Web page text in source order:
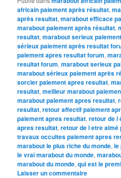
africain paiement après résultat,
après resultat,marabout efficace
marabout paiement après résultat,
resultat,marabout serieux
sérieux paiement après resultat
paiement apres resultat forum,
resultat forum,marabout serieux
marabout sérieux paiement après
sorcier paiement apres resultat,
resultat,meilleur marabout
marabout paiement apres resultat,
resultat,retour affectif paiement
paiement apres resultat,retour de l
apres resultat,retour de l etre
travaux occultes paiement apres
marabout le plus riche du monde,le
le vrai marabout du monde,
marabout du monde,qui est le
Laisser un commentaire